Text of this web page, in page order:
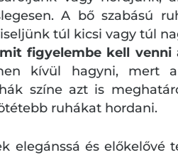
A bő szabású
túl kicsi vagy túl
figyelembe kell venni
kívül hagyni, mert
színe azt is
ruhákat hordani.
elegánssá és